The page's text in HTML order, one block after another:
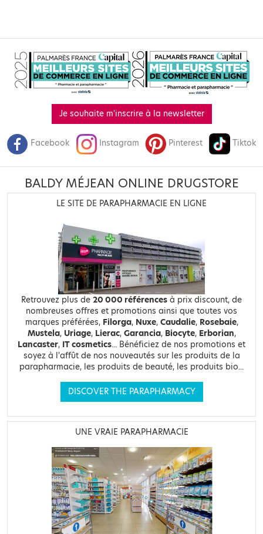
Je souhaite m'inscrire à la newsletter
Facebook Instagram Pinterest Tiktok
BALDY MÉJEAN ONLINE DRUGSTORE
LE SITE DE PARAPHARMACIE EN LIGNE
Retrouvez plus de 20 000 références à prix discount, de
nombreuses offres et promotions ainsi que toutes vos
marques préférées, Filorga, Nuxe, Caudalie, Rosebaie,
Mustela, Uriage, Lierac, Garancia, Biocyte, Erborian,
Lancaster, IT cosmetics... Bénéficiez de nos promotions et
soyez à l'affût de nos nouveautés sur les produits de la
parapharmacie, les produits de beauté, les produits bio...
DISCOVER THE PARAPHARMACY
UNE VRAIE PARAPHARMACIE